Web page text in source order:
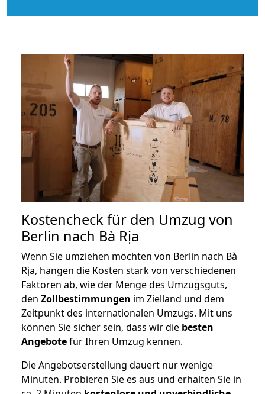
Kostencheck für den Umzug von
Berlin nach Bà Rịa
Wenn Sie umziehen möchten von Berlin nach Bà
Rịa, hängen die Kosten stark von verschiedenen
Faktoren ab, wie der Menge des Umzugsguts,
den Zollbestimmungen im Zielland und dem
Zeitpunkt des internationalen Umzugs. Mit uns
können Sie sicher sein, dass wir die besten
Angebotefür Ihren Umzug kennen.
Die Angebotserstellung dauert nur wenige
Minuten. Probieren Sie es aus und erhalten Sie in